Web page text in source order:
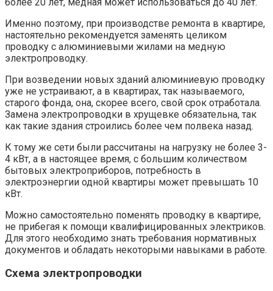
Именно поэтому, при производстве ремонта в квартире,
настоятельно рекомендуется заменять целиком
проводку с алюминиевыми жилами на медную
электропроводку.
При возведении новых зданий алюминиевую проводку
уже не устраивают, а в квартирах, так называемого,
старого фонда, она, скорее всего, свой срок отработала.
Замена электропроводки в хрущевке обязательна, так
как такие здания строились более чем полвека назад.
К тому же сети были рассчитаны на нагрузку не более 3-
4 кВт, а в настоящее время, с большим количеством
бытовых электроприборов, потребность в
электроэнергии одной квартиры может превышать 10
кВт.
Можно самостоятельно поменять проводку в квартире,
не прибегая к помощи квалифицированных электриков.
Для этого необходимо знать требования нормативных
документов и обладать некоторыми навыками в работе.
Схема электропроводки